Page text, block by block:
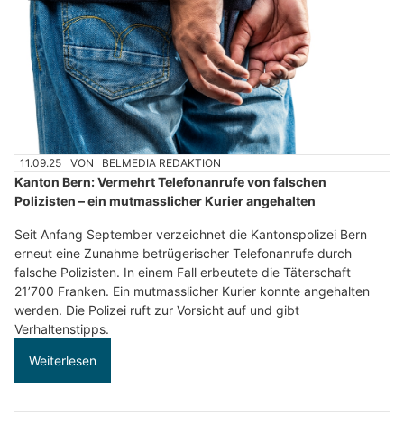
11.09.25 VON BELMEDIA REDAKTION
Kanton Bern: Vermehrt Telefonanrufe von falschen
Polizisten – ein mutmasslicher Kurier angehalten
Seit Anfang September verzeichnet die Kantonspolizei Bern
erneut eine Zunahme betrügerischer Telefonanrufe durch
falsche Polizisten. In einem Fall erbeutete die Täterschaft
21’700 Franken. Ein mutmasslicher Kurier konnte angehalten
werden. Die Polizei ruft zur Vorsicht auf und gibt
Verhaltenstipps.
Weiterlesen